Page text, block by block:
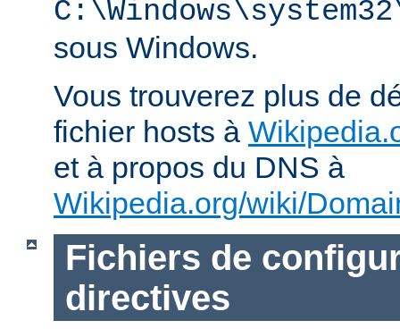
sous Windows.
Vous trouverez plus de
fichier hosts à
et à propos du DNS à
Wikipedia.org/wiki/
Fichiers de
directives